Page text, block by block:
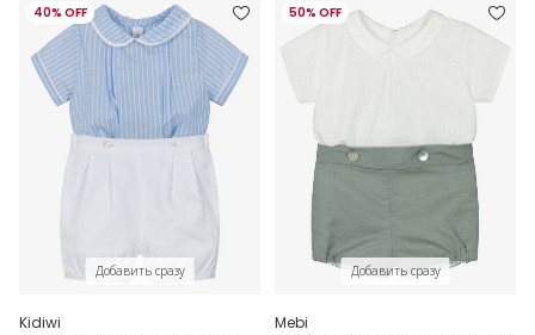
40% OFF
Добавить сразу
Kidiwi
50% OFF
Добавить сразу
Mebi